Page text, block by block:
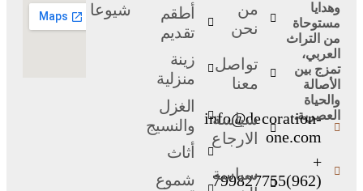
وهدايا
مستوحاة
من التراث
العربي،
تمزج بين
الأصالة
والحياة
العصرية.
info@decoration-
one.com
+
(962)799827755
من
نحن
تواصل
معنا
سياسة
الارجاع
سياسة
أطقم
تقديم
زينة
منزلية
الغزل
والنسيج
أثاث
شموع
شيوعا